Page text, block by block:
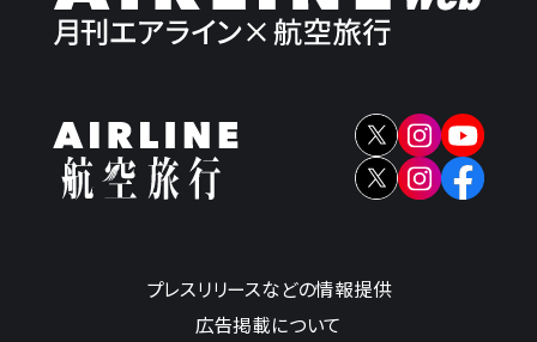
プレスリリースなどの情報提供
広告掲載について